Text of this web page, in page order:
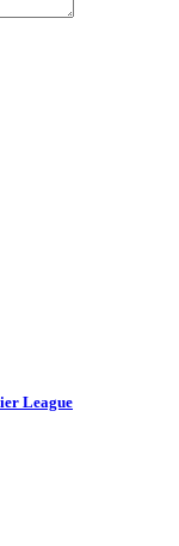
League